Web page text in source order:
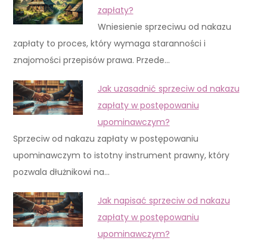
zapłaty?
Wniesienie sprzeciwu od nakazu
zapłaty to proces, który wymaga staranności i
znajomości przepisów prawa. Przede…
Jak uzasadnić sprzeciw od nakazu
zapłaty w postępowaniu
upominawczym?
Sprzeciw od nakazu zapłaty w postępowaniu
upominawczym to istotny instrument prawny, który
pozwala dłużnikowi na…
Jak napisać sprzeciw od nakazu
zapłaty w postępowaniu
upominawczym?